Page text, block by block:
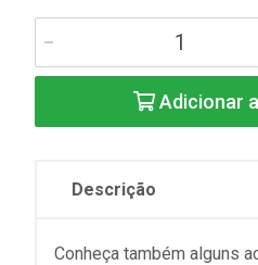
Adicionar
Descrição
Conheça também alguns